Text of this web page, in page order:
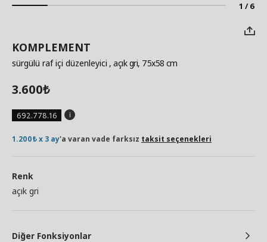
1 / 6
KOMPLEMENT
sürgülü raf içi düzenleyici , açık gri, 75x58 cm
3.600₺
692.778.16
1.200₺ x 3 ay'a varan vade farksız taksit seçenekleri
Renk
açık gri
Diğer Fonksiyonlar